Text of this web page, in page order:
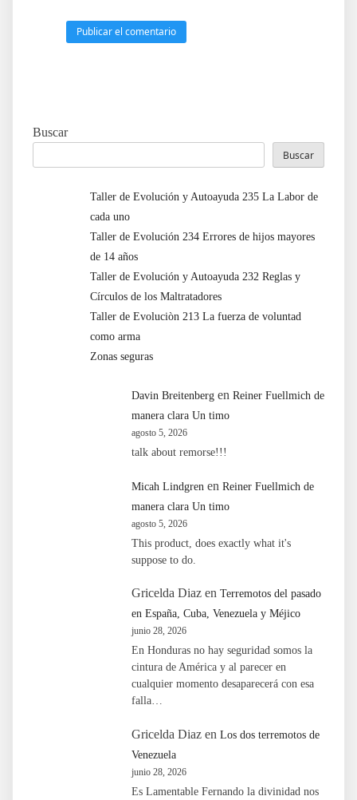
Buscar
Buscar
Taller de Evolución y Autoayuda 235 La Labor de
cada uno
Taller de Evolución 234 Errores de hijos mayores
de 14 años
Taller de Evolución y Autoayuda 232 Reglas y
Círculos de los Maltratadores
Taller de Evoluciòn 213 La fuerza de voluntad
como arma
Zonas seguras
Davin Breitenberg en Reiner Fuellmich de
manera clara Un timo
agosto 5, 2026
talk about remorse!!!
Micah Lindgren en Reiner Fuellmich de
manera clara Un timo
agosto 5, 2026
This product, does exactly what it's
suppose to do.
Gricelda Diaz en Terremotos del pasado
en España, Cuba, Venezuela y Méjico
junio 28, 2026
En Honduras no hay seguridad somos la
cintura de América y al parecer en
cualquier momento desaparecerá con esa
falla…
Gricelda Diaz en Los dos terremotos de
Venezuela
junio 28, 2026
Es Lamentable Fernando la divinidad nos